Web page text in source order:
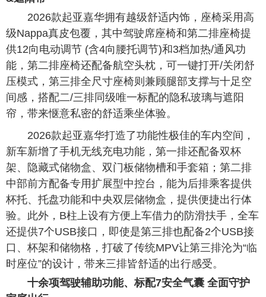
2026款起亚嘉华拥有越级舒适内饰，座椅采用高
级Nappa真皮包覆，其中驾驶席座椅和第二排座椅提
供12向电动调节 (含4向腰托调节)和3档加热/通风功
能，第二排座椅还配备航空头枕，可一键打开/关闭舒
压模式，第三排全尺寸座椅则兼顾腿部支撑与十足空
间感，搭配二/三排同级唯一标配的隐私玻璃与遮阳
帘，带来惬意私密的舒适乘坐体验。
2026款起亚嘉华打造了功能性极佳的车内空间，
新车新增了手机无线充电功能，第一排还配备双杯
架、隐藏式储物盒、双门板储物槽和手套箱；第二排
中部前方配备专用扩展型中控台，能为后排乘客提供
杯托、托盘功能和中央双层储物盒，提供便捷出行体
验。此外，B柱上设有方便上车借力的防滑扶手，全车
还提供7个USB接口，即使是第三排也配备2个USB接
口、杯架和储物格，打破了传统MPV让第三排沦为“临
时座位”的设计，带来三排皆舒适的出行感受。
十余项驾驶辅助功能、标配7安全气囊 全面守护